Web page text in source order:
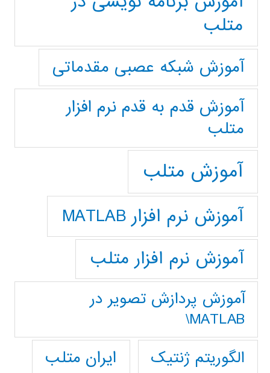
متلب
آموزش شبکه عصبی مقدماتی
آموزش قدم به قدم نرم افزار
متلب
آموزش متلب
آموزش نرم افزار MATLAB
آموزش نرم افزار متلب
آموزش پردازش تصوير در
MATLAB\
الگوریتم ژنتیک
ایران متلب